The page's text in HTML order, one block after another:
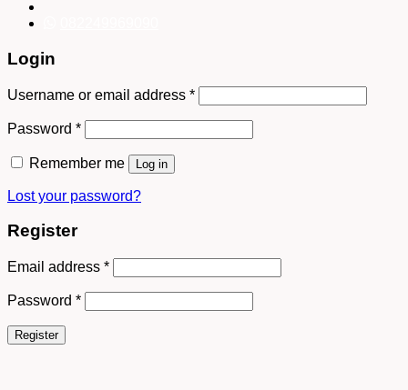
Login
Username or email address *
Password *
Remember me Log in
Lost your password?
Register
Email address *
Password *
Register